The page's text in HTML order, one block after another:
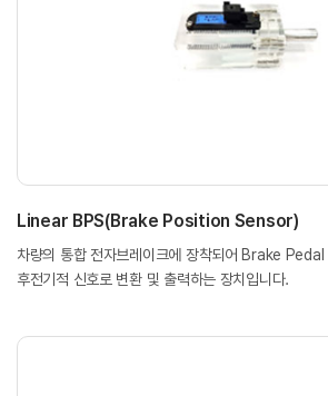
Linear BPS(Brake Position Sensor)
차량의 통합 전자브레이크에 장착되어 Brake Pedal
후전기적 신호로 변환 및 출력하는 장치입니다.